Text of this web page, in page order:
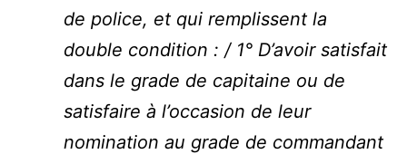
de police, et qui remplissent la
double condition : / 1° D’avoir satisfait
dans le grade de capitaine ou de
satisfaire à l’occasion de leur
nomination au grade de commandant